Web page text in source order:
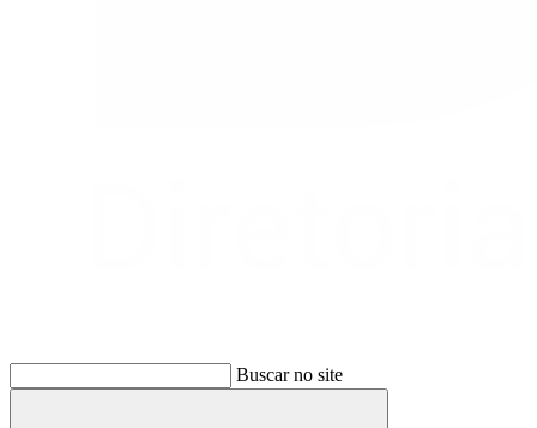
Buscar no site